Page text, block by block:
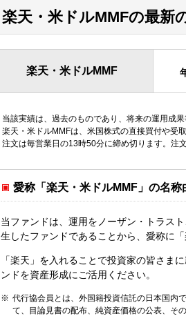
楽天・米ドルMMFの最新
楽天・米ドルMMF
当該実績は、過去のものであり、将来の運用成
楽天・米ドルMMFは、米国株式の直接買付や受
注文は毎営業日の13時50分に締め切ります。注
愛称「楽天・米ドルMMF」の名称
当ファンドは、運用をノーザン・トラス
生したファンドであることから、愛称に
「楽天」を入れることで投資家の皆さま
ンドを資産形成にご活用ください。
代行協会員とは、外国籍投資信託の日本国内
て、目論見書の配布、純資産価格の公表、そ